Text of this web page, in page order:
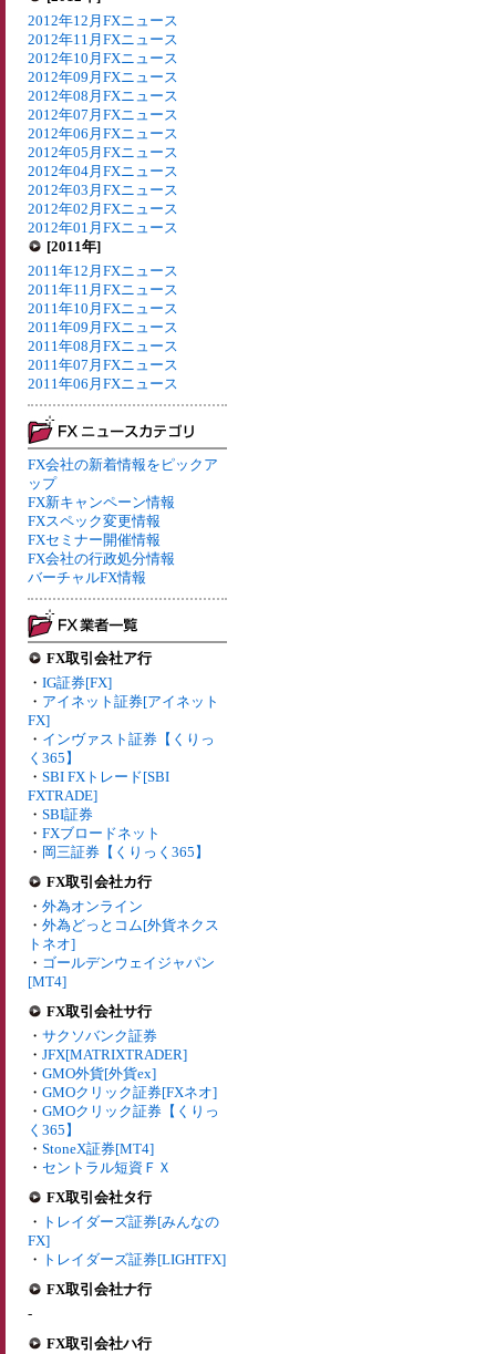
2012年12月FXニュース
2012年11月FXニュース
2012年10月FXニュース
2012年09月FXニュース
2012年08月FXニュース
2012年07月FXニュース
2012年06月FXニュース
2012年05月FXニュース
2012年04月FXニュース
2012年03月FXニュース
2012年02月FXニュース
2012年01月FXニュース
[2011年]
2011年12月FXニュース
2011年11月FXニュース
2011年10月FXニュース
2011年09月FXニュース
2011年08月FXニュース
2011年07月FXニュース
2011年06月FXニュース
FX会社の新着情報をピックア
ップ
FX新キャンペーン情報
FXスペック変更情報
FXセミナー開催情報
FX会社の行政処分情報
バーチャルFX情報
FX取引会社ア行
・ IG証券[FX]
・ アイネット証券[アイネット
FX]
・ インヴァスト証券【くりっ
く365】
・ SBI FXトレード[SBI
FXTRADE]
・ SBI証券
・ FXブロードネット
・ 岡三証券【くりっく365】
FX取引会社カ行
・ 外為オンライン
・ 外為どっとコム[外貨ネクス
トネオ]
・ ゴールデンウェイジャパン
[MT4]
FX取引会社サ行
・ サクソバンク証券
・ JFX[MATRIXTRADER]
・ GMO外貨[外貨ex]
・ GMOクリック証券[FXネオ]
・ GMOクリック証券【くりっ
く365】
・ StoneX証券[MT4]
・ セントラル短資ＦＸ
FX取引会社タ行
・ トレイダーズ証券[みんなの
FX]
・ トレイダーズ証券[LIGHTFX]
FX取引会社ナ行
-
FX取引会社ハ行